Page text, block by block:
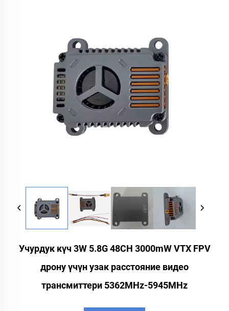
Учурдук күч 3W 5.8G 48CH 3000mW VTX FPV
дрону үчүн узак расстояние видео
трансмиттери 5362MHz-5945MHz